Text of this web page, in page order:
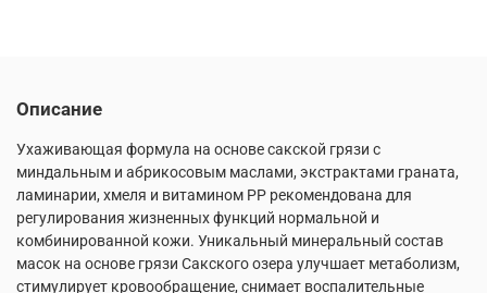
Описание
Ухаживающая формула на основе сакской грязи с
миндальным и абрикосовым маслами, экстрактами граната,
ламинарии, хмеля и витамином РР рекомендована для
регулирования жизненных функций нормальной и
комбинированной кожи. Уникальный минеральный состав
масок на основе грязи Сакского озера улучшает метаболизм,
стимулирует кровообращение, снимает воспалительные